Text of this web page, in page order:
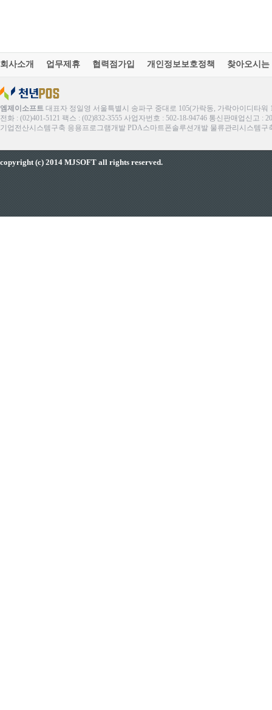
회사소개 업무제휴 협력점가입 개인정보보호정책 찾아오시는
엠제이소프트 대표자 정일영 서울특별시 송파구 중대로 105(가락동, 가락아이디타워
전화 : (02)401-5121 팩스 : (02)832-3555 사업자번호 : 502-18-94746 통신판매업신고 :
기업전산시스템구축 응용프로그램개발 PDA스마트폰솔루션개발 물류관리시스템구
copyright (c) 2014 MJSOFT all rights reserved.